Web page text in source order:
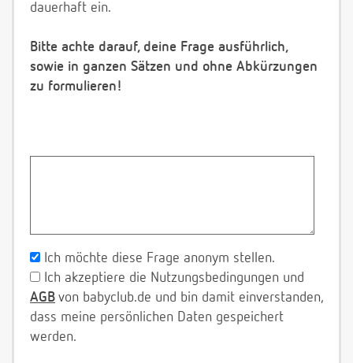
dauerhaft ein.
Bitte achte darauf, deine Frage ausführlich,
sowie in ganzen Sätzen und ohne Abkürzungen
zu formulieren!
Ich möchte diese Frage anonym stellen.
Ich akzeptiere die Nutzungsbedingungen und
AGB von babyclub.de und bin damit einverstanden,
dass meine persönlichen Daten gespeichert
werden.